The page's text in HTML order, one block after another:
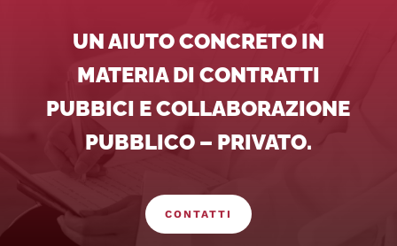
UN AIUTO CONCRETO IN
MATERIA DI CONTRATTI
PUBBICI E COLLABORAZIONE
PUBBLICO – PRIVATO.
CONTATTI